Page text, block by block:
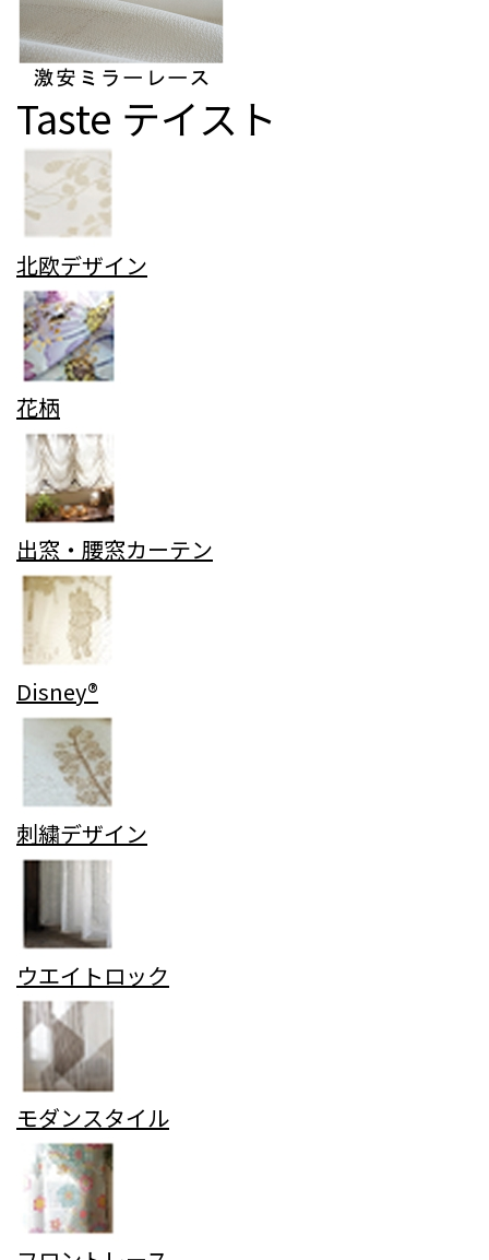
Taste テイスト
北欧デザイン
花柄
出窓・腰窓カーテン
Disney®
刺繍デザイン
ウエイトロック
モダンスタイル